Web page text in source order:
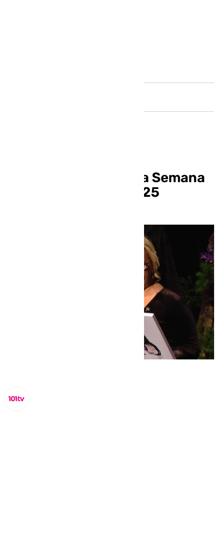
Así fue el pregón de la Semana
Santa de Granada 2025